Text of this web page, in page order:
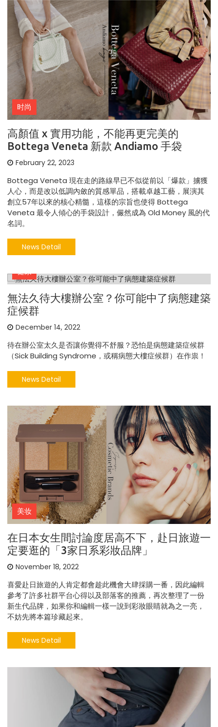
时尚
高顏值 x 實用功能，不能再更完美的
Bottega Veneta 新款 Andiamo 手袋
February 22, 2023
Bottega Veneta 現在走的路線早已不似從前以「爆款」擄獲
人心，而是改以低調內斂的質感單品，搭載卓越工藝，展演其
創立57年以來的核心精髓，這樣的宗旨也使得 Bottega
Veneta 最令人傾心的手袋設計，儼然成為 Old Money 風的代
名詞。
News Detail
健康
無法久待大樓辦公室？你可能中了病態建築
症候群
December 14, 2022
待在辦公室太久是否讓你覺得不舒服？恐怕是病態建築症候群
（Sick Building Syndrome，或稱病態大樓症候群）在作祟！
News Detail
美妆
在日本女生間討論度居高不下，赴日旅遊一
定要逛的「3家日系彩妝品牌」
November 18, 2022
喜愛赴日旅遊的人肯定都會趁此機會大肆採購一番，因此編輯
參考了許多社群平台心得以及部落客的推薦，再次整理了一份
新生代品牌，如果你和編輯一樣一說到彩妝眼睛就為之一亮，
不妨先將本篇珍藏起來。
News Detail